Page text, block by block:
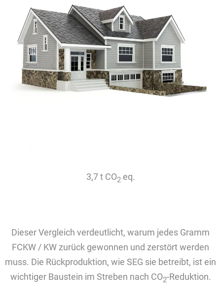
3,7 t CO2eq.
Dieser Vergleich verdeutlicht, warum jedes Gramm
FCKW / KW zurück gewonnen und zerstört werden
muss. Die Rückproduktion, wie SEG sie betreibt, ist ein
wichtiger Baustein im Streben nach CO2-Reduktion.